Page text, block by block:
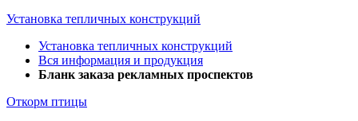
Установка тепличных конструкций
Установка тепличных конструкций
Вся информация и продукция
Бланк заказа рекламных проспектов
Откорм птицы